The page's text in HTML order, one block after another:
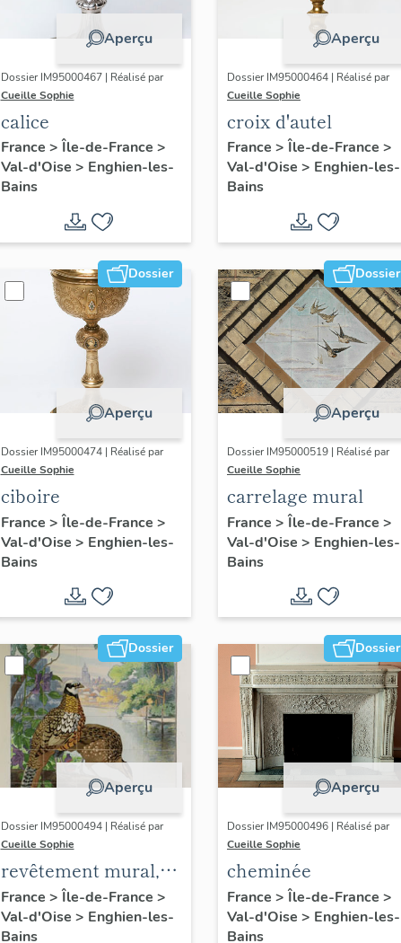
Aperçu
Dossier IM95000467 | Réalisé par
Cueille Sophie
calice
France > Île-de-France >
Val-d'Oise > Enghien-les-
Bains
Aperçu
Dossier IM95000464 | Réalisé par
Cueille Sophie
croix d'autel
France > Île-de-France >
Val-d'Oise > Enghien-les-
Bains
Dossier
Aperçu
Dossier IM95000474 | Réalisé par
Cueille Sophie
ciboire
France > Île-de-France >
Val-d'Oise > Enghien-les-
Bains
Dossier
Aperçu
Dossier IM95000519 | Réalisé par
Cueille Sophie
carrelage mural
France > Île-de-France >
Val-d'Oise > Enghien-les-
Bains
Dossier
Aperçu
Dossier IM95000494 | Réalisé par
Cueille Sophie
revêtement mural,
décor de l'élévation
extérieure : couple
France > Île-de-France >
Val-d'Oise > Enghien-les-
Bains
Dossier
Aperçu
Dossier IM95000496 | Réalisé par
Cueille Sophie
cheminée
France > Île-de-France >
Val-d'Oise > Enghien-les-
Bains